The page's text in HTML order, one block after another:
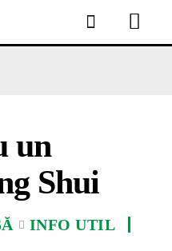
un
Shui
INFO UTIL